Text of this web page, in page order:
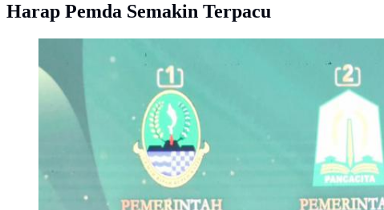
Harap Pemda Semakin Terpacu